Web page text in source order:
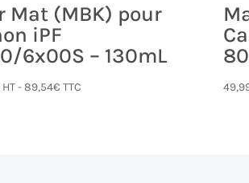
Mat (MBK) pour
iPF
6x00S – 130mL
HT -89,54€ TTC